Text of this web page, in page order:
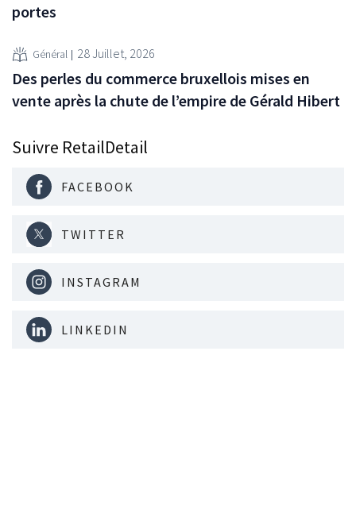
portes
Général 28 Juillet, 2026
Des perles du commerce bruxellois mises en
vente après la chute de l’empire de Gérald Hibert
Suivre RetailDetail
FACEBOOK
TWITTER
INSTAGRAM
LINKEDIN